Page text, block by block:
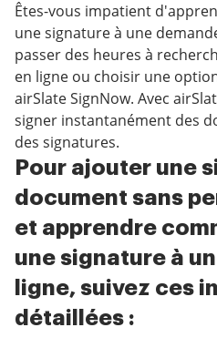
Êtes-vous impatient
une signature à une
passer des heures à
en ligne ou choisir une
airSlate SignNow. Avec
signer instantanément des
des signatures.
Pour ajouter une
document sans
et apprendre
une signature à
ligne, suivez ces
détaillées :